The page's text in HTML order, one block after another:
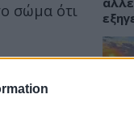
σώμα ότι
χρόνια